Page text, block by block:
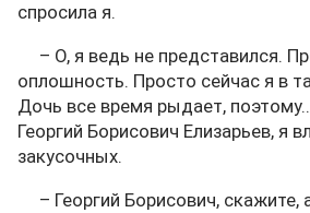
спросила я.
– О, я ведь не представился.
оплошность. Просто сейчас я в
Дочь все время рыдает,
Георгий Борисович Елизарьев, я
закусочных.
– Георгий Борисович, скажите,